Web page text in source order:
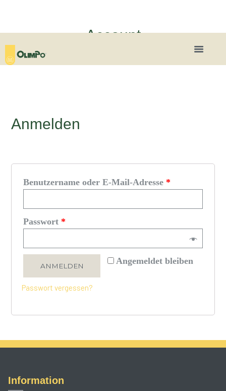
Account
Anmelden
Benutzername oder E-Mail-Adresse *
Passwort *
Angemeldet bleiben
ANMELDEN
Passwort vergessen?
Information